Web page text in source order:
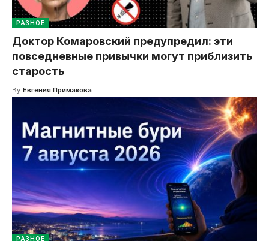
РАЗНОЕ
Доктор Комаровский предупредил: эти
повседневные привычки могут приблизить
старость
By Евгения Примакова
РАЗНОЕ